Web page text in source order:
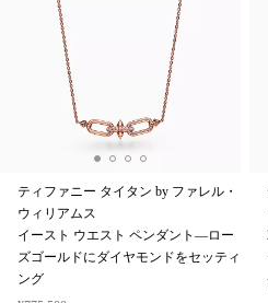
ティファニー タイタン by ファレル・
ウィリアムス
イースト ウエスト ペンダント—ロー
ズゴールドにダイヤモンドをセッティ
ング